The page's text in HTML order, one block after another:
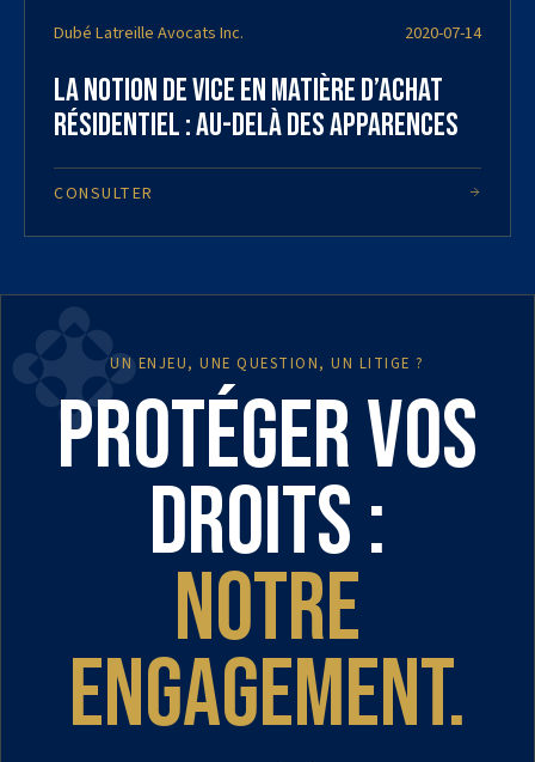
Dubé Latreille Avocats Inc. 2020-07-14
La notion de vice en matière d’achat
résidentiel : au-delà des apparences
CONSULTER
UN ENJEU, UNE QUESTION, UN LITIGE ?
Protéger vos
droits :
notre
engagement.